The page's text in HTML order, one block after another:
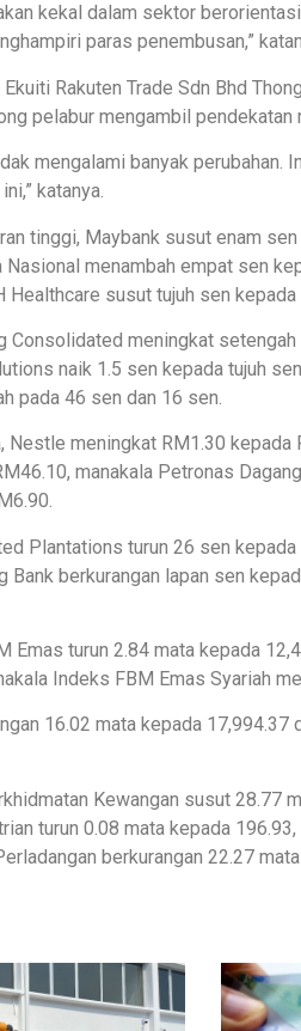
kekal dalam sektor
paras penembusan,”
Rakuten Trade Sdn Bhd
pelabur mengambil pendekatan
mengalami banyak perubahan.
katanya.
tinggi, Maybank susut enam
Nasional menambah empat sen
susut tujuh sen kepada
Consolidated meningkat
naik 1.5 sen kepada tujuh
pada 46 sen dan 16 sen.
Nestle meningkat RM1.30
manakala Petronas
Plantations turun 26 sen
Bank berkurangan lapan sen
Emas turun 2.84 mata kepada
Indeks FBM Emas Syariah
16.02 mata kepada 17,994.37
Kewangan susut 28.77
turun 0.08 mata kepada
berkurangan 22.27